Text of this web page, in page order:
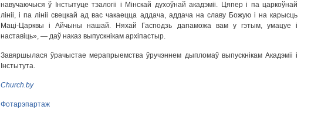
навучаючыся ў Інстытуце тэалогіі і Мінскай духоўнай акадэміі. Цяпер і па царкоўнай
лініі, і па лініі свецкай ад вас чакаецца аддача, аддача на славу Божую і на карысць
Маці-Царквы і Айчыны нашай. Няхай Гасподзь дапаможа вам у гэтым, умацуе і
наставіць», — даў наказ выпускнікам архіпастыр.
Завяршылася ўрачыстае мерапрыемства ўручэннем дыпломаў выпускнікам Акадэміі і
Інстытута.
Church.by
Фотарэпартаж